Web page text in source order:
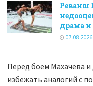
Реванш
драма и
07.08.2026
Перед боем Махачева
избежать аналогий с